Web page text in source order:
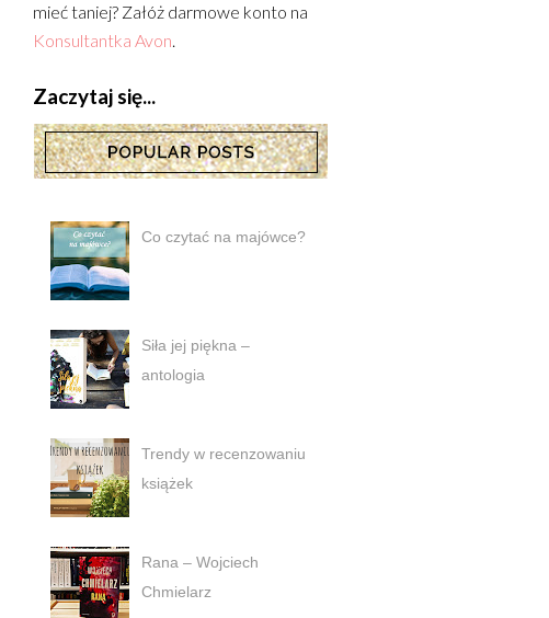
mieć taniej? Załóż darmowe konto na
Konsultantka Avon.
Zaczytaj się...
Co czytać na majówce?
Siła jej piękna –
antologia
Trendy w recenzowaniu
książek
Rana – Wojciech
Chmielarz